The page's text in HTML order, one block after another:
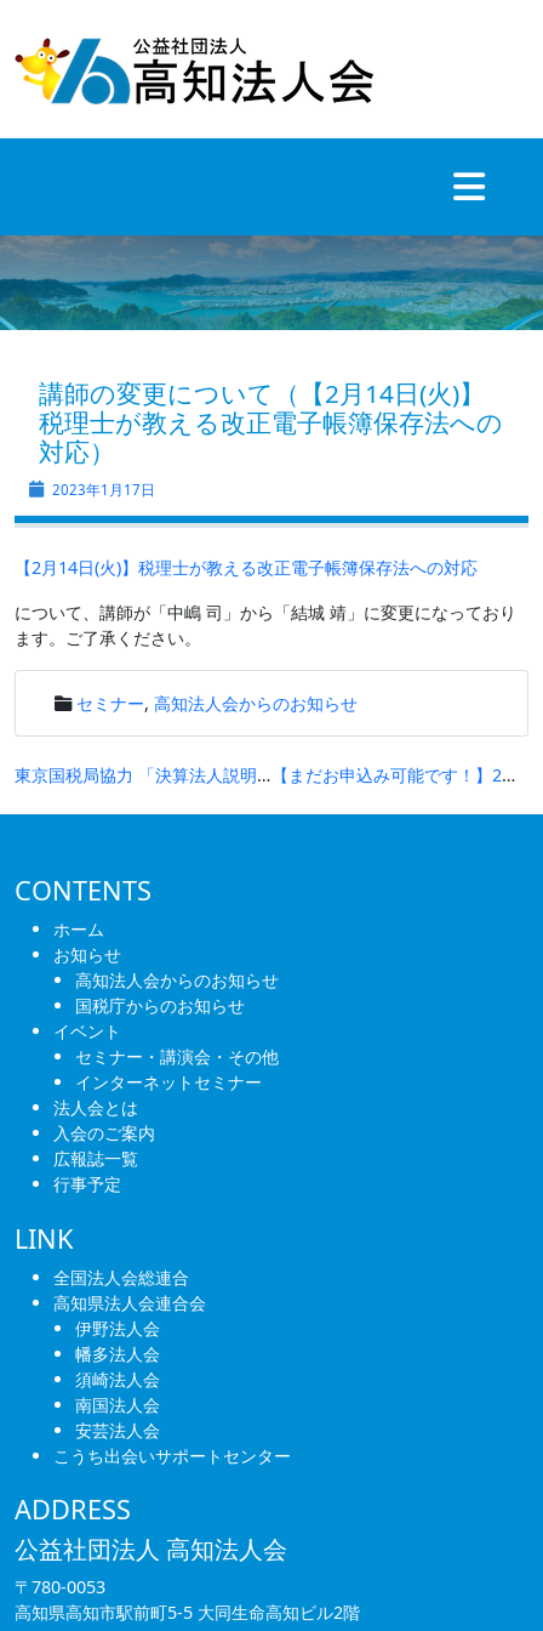
content
講師の変更について（【2月14日(火)】
税理士が教える改正電子帳簿保存法への
対応）
2023年1月17日
【2月14日(火)】税理士が教える改正電子帳簿保存法への対応
について、講師が「中嶋 司」から「結城 靖」に変更になっており
ます。ご了承ください。
セミナー, 高知法人会からのお知らせ
投
稿
ビ
ゲ
ー
ョ
東京国税局協力 「決算法人説明会研修動画(東法連作成)」等のご案内について 【まだお申込み可能です！】2月6日(月)新春講演会：齋藤 孝氏(明治大学文学部教授)「日本語を鍛えて、伝える」は募集期限を延長いたします。
CONTENTS
ホーム
お知らせ
高知法人会からのお知らせ
国税庁からのお知らせ
イベント
セミナー・講演会・その他
インターネットセミナー
法人会とは
入会のご案内
広報誌一覧
行事予定
LINK
全国法人会総連合
高知県法人会連合会
伊野法人会
幡多法人会
須崎法人会
南国法人会
安芸法人会
こうち出会いサポートセンター
ADDRESS
公益社団法人 高知法人会
〒780-0053
高知県高知市駅前町5-5 大同生命高知ビル2階